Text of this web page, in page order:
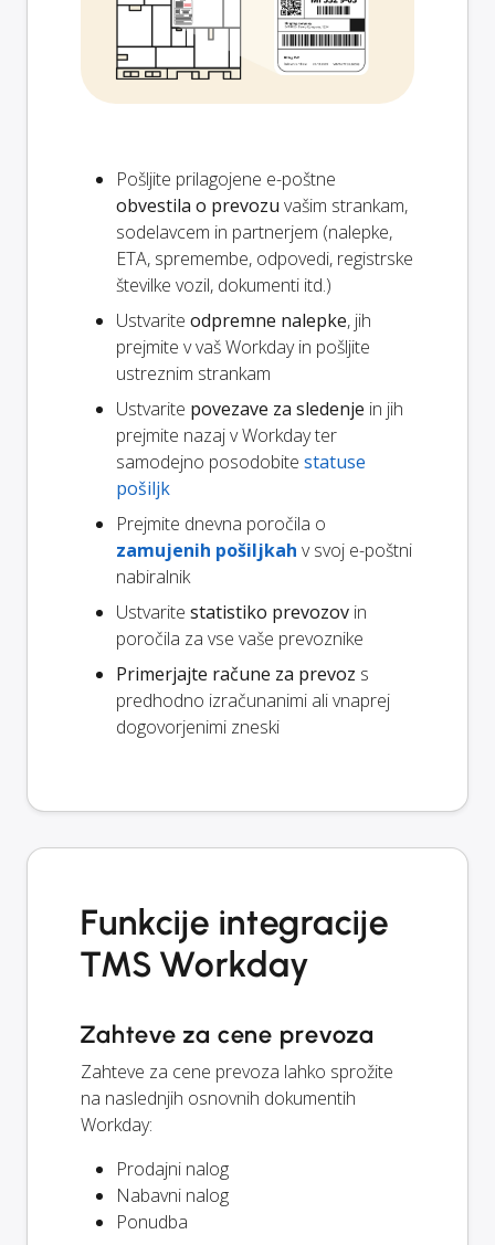
Pošljite prilagojene e-poštne
obvestila o prevozu vašim strankam,
sodelavcem in partnerjem (nalepke,
ETA, spremembe, odpovedi, registrske
številke vozil, dokumenti itd.)
Ustvarite odpremne nalepke, jih
prejmite v vaš Workday in pošljite
ustreznim strankam
Ustvarite povezave za sledenje in jih
prejmite nazaj v Workday ter
samodejno posodobite statuse
pošiljk
Prejmite dnevna poročila o
zamujenih pošiljkah v svoj e-poštni
nabiralnik
Ustvarite statistiko prevozov in
poročila za vse vaše prevoznike
Primerjajte račune za prevoz s
predhodno izračunanimi ali vnaprej
dogovorjenimi zneski
Funkcije integracije
TMS Workday
Zahteve za cene prevoza
Zahteve za cene prevoza lahko sprožite
na naslednjih osnovnih dokumentih
Workday:
Prodajni nalog
Nabavni nalog
Ponudba